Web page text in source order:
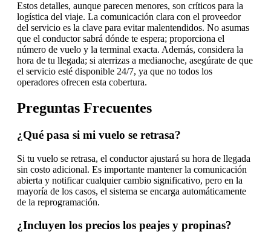
Estos detalles, aunque parecen menores, son críticos para la
logística del viaje. La comunicación clara con el proveedor
del servicio es la clave para evitar malentendidos. No asumas
que el conductor sabrá dónde te espera; proporciona el
número de vuelo y la terminal exacta. Además, considera la
hora de tu llegada; si aterrizas a medianoche, asegúrate de que
el servicio esté disponible 24/7, ya que no todos los
operadores ofrecen esta cobertura.
Preguntas Frecuentes
¿Qué pasa si mi vuelo se retrasa?
Si tu vuelo se retrasa, el conductor ajustará su hora de llegada
sin costo adicional. Es importante mantener la comunicación
abierta y notificar cualquier cambio significativo, pero en la
mayoría de los casos, el sistema se encarga automáticamente
de la reprogramación.
¿Incluyen los precios los peajes y propinas?